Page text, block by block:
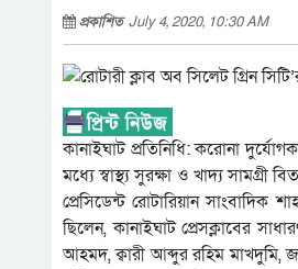
প্রকাশিতJuly 4, 2020, 10:30 AM
কানাইঘাট প্রতিনিধি: করোনা
মধ্যে স্বাস্থ্য সুরক্ষা ও খাদ্য সামগ্রী
প্রেসিডেন্ট রোটারিয়ান সাংবাদিক
ছিলেন, কানাইঘাট প্রেসক্লাবের
আহমদ, ক্বারী আব্দুর রহিম মাখদুমি,